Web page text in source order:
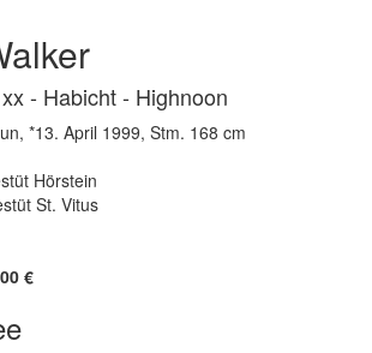
- Habicht - Highnoon
*13. April 1999, Stm. 168 cm
Hörstein
St. Vitus
€